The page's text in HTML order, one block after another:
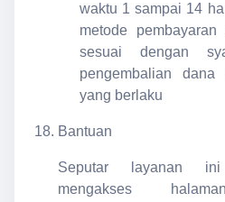
waktu 1 sampai 14
metode
sesuai dengan
pengembalian
yang berlaku
Bantuan
Seputar layanan
mengakses